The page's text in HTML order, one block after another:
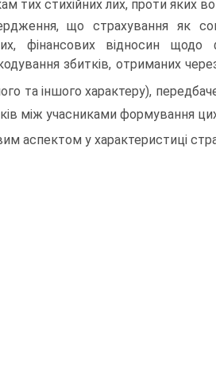
тих стихійних лих, проти яких
що страхування як
фінансових відносин
збитків, отриманих
та іншого характеру),
між учасниками формування
аспектом у характеристиці